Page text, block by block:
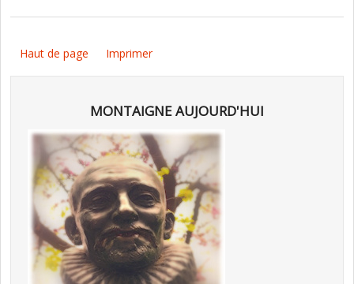
Haut de page Imprimer
MONTAIGNE AUJOURD'HUI